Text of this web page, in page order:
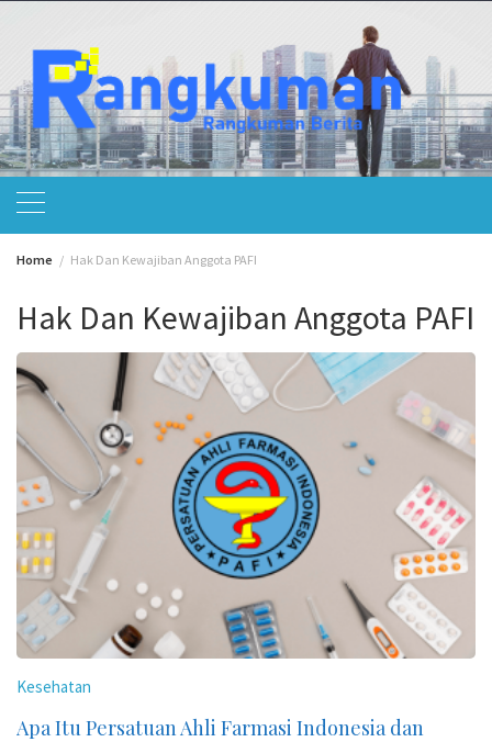
content
Home Hak Dan Kewajiban Anggota PAFI
Hak Dan Kewajiban Anggota PAFI
Kesehatan
Apa Itu Persatuan Ahli Farmasi Indonesia dan